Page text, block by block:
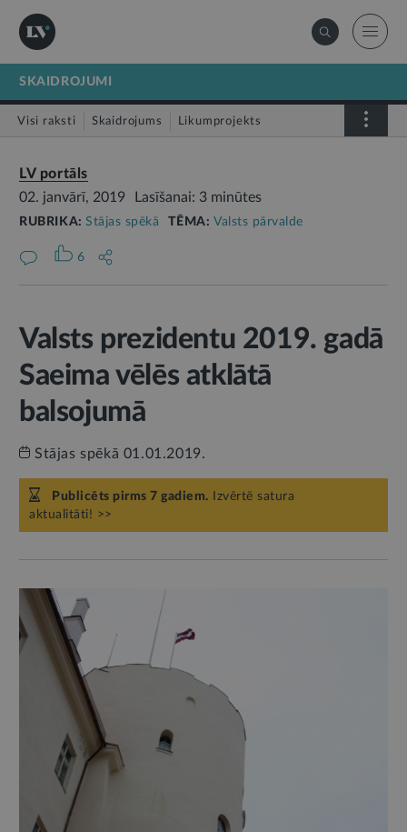
SKAIDROJUMI
Visi raksti Skaidrojums Likumprojekts
LV portāls
02. janvārī, 2019
Lasīšanai: 3 minūtes
RUBRIKA:Stājas spēkā TĒMA:Valsts pārvalde
6
Valsts prezidentu 2019. gadā
Saeima vēlēs atklātā
balsojumā
Stājas spēkā 01.01.2019.
Publicēts pirms 7 gadiem. Izvērtē satura
aktualitāti! >>